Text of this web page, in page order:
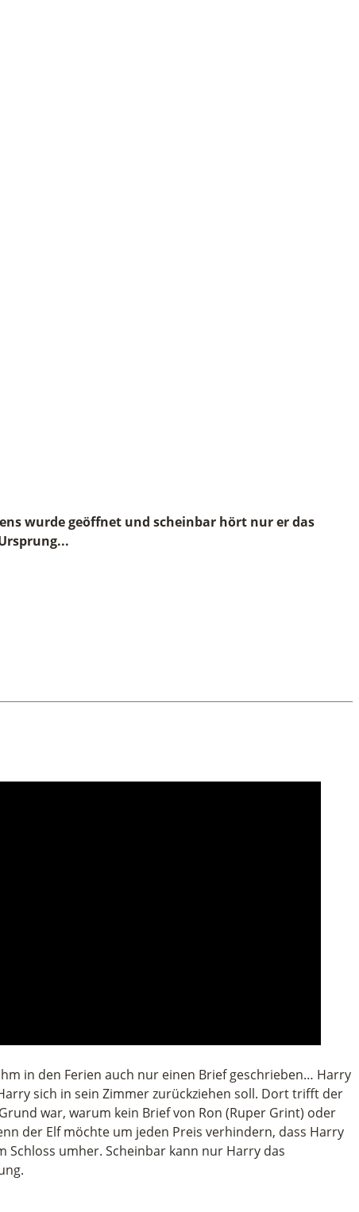
wurde geöffnet und scheinbar hört nur er das
in den Ferien auch nur einen Brief geschrieben… Harry
sich in sein Zimmer zurückziehen soll. Dort trifft der
war, warum kein Brief von Ron (Ruper Grint) oder
der Elf möchte um jeden Preis verhindern, dass Harry
umher. Scheinbar kann nur Harry das